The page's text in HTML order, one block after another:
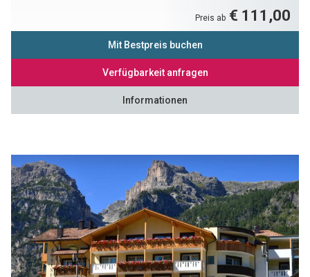
Preis ab € 111,00
Mit Bestpreis buchen
Verfügbarkeit anfragen
Informationen